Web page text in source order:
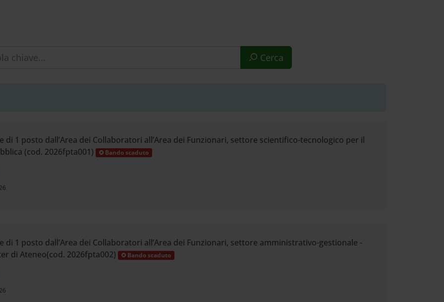
Cerca
1 posto dall’Area dei Collaboratori all’Area dei Funzionari, settore scientifico-tecnologico per il
(cod. 2026fpta001)
Bando scaduto
1 posto dall’Area dei Collaboratori all’Area dei Funzionari, settore amministrativo-gestionale -
di Ateneo(cod. 2026fpta002)
Bando scaduto